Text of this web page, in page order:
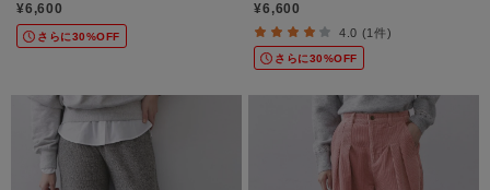
¥6,600
さらに30%OFF
¥6,600
4.0 (1件)
さらに30%OFF